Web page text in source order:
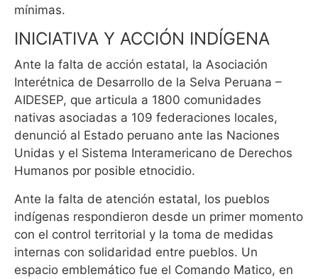
mínimas.
INICIATIVA Y ACCIÓN INDÍGENA
Ante la falta de acción estatal, la Asociación
Interétnica de Desarrollo de la Selva Peruana –
AIDESEP, que articula a 1800 comunidades
nativas asociadas a 109 federaciones locales,
denunció al Estado peruano ante las Naciones
Unidas y el Sistema Interamericano de Derechos
Humanos por posible etnocidio.
Ante la falta de atención estatal, los pueblos
indígenas respondieron desde un primer momento
con el control territorial y la toma de medidas
internas con solidaridad entre pueblos. Un
espacio emblemático fue el Comando Matico, en